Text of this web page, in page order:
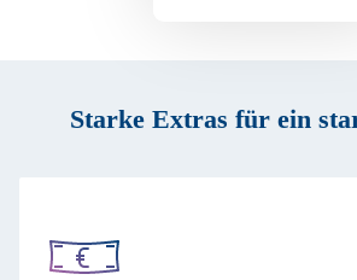
Starke Extras für ein